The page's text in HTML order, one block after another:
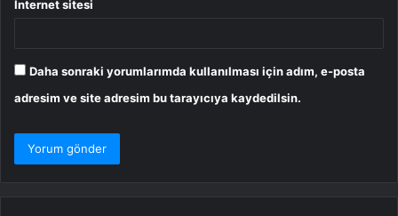
İnternet sitesi
Daha sonraki yorumlarımda kullanılması için adım, e-posta
adresim ve site adresim bu tarayıcıya kaydedilsin.